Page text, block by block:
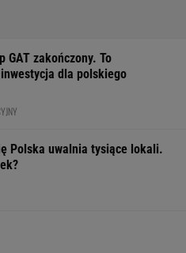
GAT zakończony. To
dla polskiego
Polska uwalnia tysiące lokali.